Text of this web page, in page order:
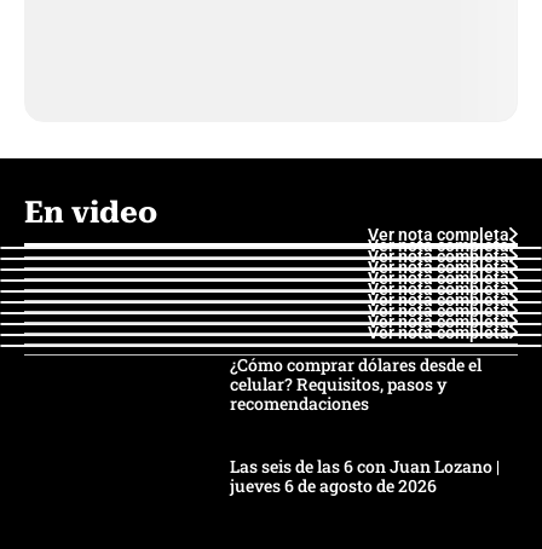
En video
Ver nota completa
Ver nota completa
Ver nota completa
Ver nota completa
Ver nota completa
Ver nota completa
Ver nota completa
Ver nota completa
Ver nota completa
Ver nota completa
¿Cómo comprar dólares desde el
celular? Requisitos, pasos y
recomendaciones
Las seis de las 6 con Juan Lozano |
jueves 6 de agosto de 2026